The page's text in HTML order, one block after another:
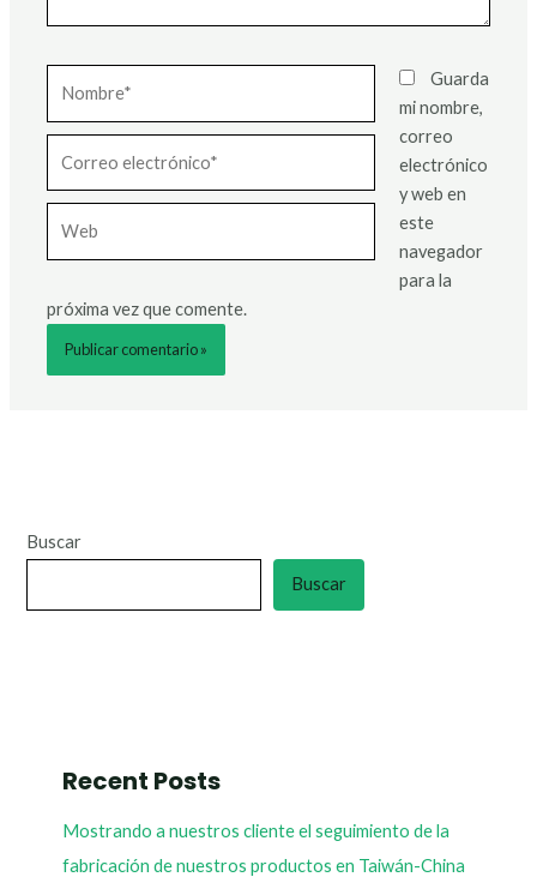
electrónico*
Guarda
mi nombre,
correo
electrónico
y web en
este
navegador
para la
próxima vez que comente.
Buscar
Buscar
Recent Posts
Mostrando a nuestros cliente el seguimiento de la
fabricación de nuestros productos en Taiwán-China